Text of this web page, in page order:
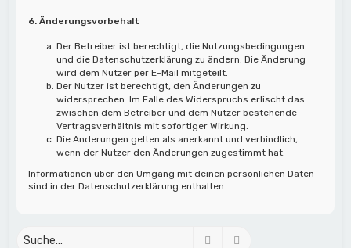
6. Änderungsvorbehalt
Der Betreiber ist berechtigt, die Nutzungsbedingungen
und die Datenschutzerklärung zu ändern. Die Änderung
wird dem Nutzer per E-Mail mitgeteilt.
Der Nutzer ist berechtigt, den Änderungen zu
widersprechen. Im Falle des Widerspruchs erlischt das
zwischen dem Betreiber und dem Nutzer bestehende
Vertragsverhältnis mit sofortiger Wirkung.
Die Änderungen gelten als anerkannt und verbindlich,
wenn der Nutzer den Änderungen zugestimmt hat.
Informationen über den Umgang mit deinen persönlichen Daten
sind in der Datenschutzerklärung enthalten.
Suche